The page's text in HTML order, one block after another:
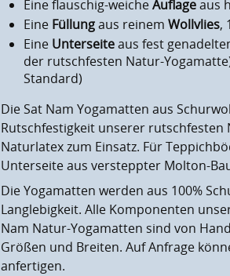
Eine flauschig-weicheAuflageaus
Eine Füllungaus reinem Wollvlies,
Eine Unterseiteaus fest
der rutschfesten Natur-
Standard)
Die Sat Nam Yogamatten aus
Rutschfestigkeit unserer rutschfesten
Naturlatex zum Einsatz. Für
Unterseite aus versteppter Molton-
Die Yogamatten werden aus 100%
Langlebigkeit. Alle Komponenten
Nam Natur-Yogamatten sind von
Größen und Breiten. Auf Anfrage
anfertigen.